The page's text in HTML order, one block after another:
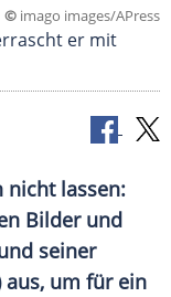
© imago images/APress
er mit
nicht lassen:
Bilder und
seiner
aus, um für ein